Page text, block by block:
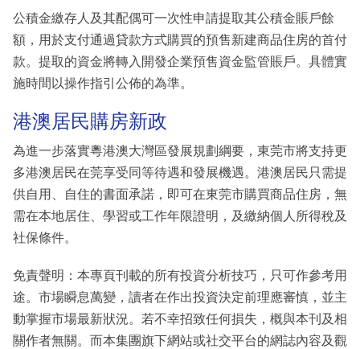
公積金繳存人及其配偶可一次性申請提取其公積金賬戶餘
額，用於支付通過貸款方式購買的預售新建商品住房的首付
款。提取的資金將轉入開發企業預售資金監管賬戶。具體實
施時間以操作指引公佈的為準。
港澳居民購房新政
為進一步落實粵港澳大灣區發展規劃綱要，東莞市將支持更
多港澳居民在莞享受同等待遇和發展機遇。港澳居民只需提
供自用、自住的書面承諾，即可在東莞市購買商品住房，無
需在本地居住、學習或工作年限證明，及繳納個人所得稅及
社保條件。
免責聲明：本專頁刊載的所有投資分析技巧，只可作參考用
途。市場瞬息萬變，讀者在作出投資決定前理應審慎，並主
動掌握市場最新狀況。若不幸招致任何損失，概與本刊及相
關作者無關。而本集團旗下網站或社交平台的網誌內容及觀